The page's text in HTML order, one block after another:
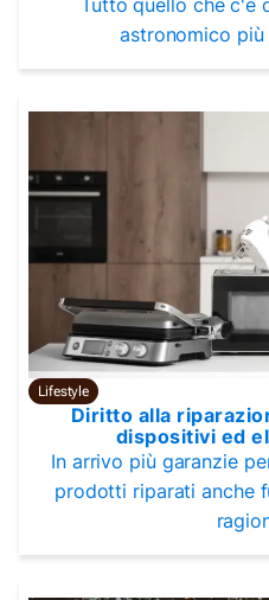
astronomico
Lifestyle
Diritto alla
dispositivi ed
In arrivo più garanzie
prodotti riparati anche